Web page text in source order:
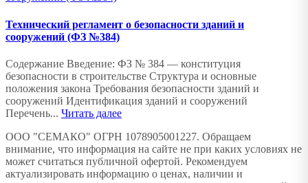
Технический регламент о безопасности зданий и
сооружений (ФЗ №384)
Содержание Введение: ФЗ № 384 — конституция
безопасности в строительстве Структура и основные
положения закона Требования безопасности зданий и
сооружений Идентификация зданий и сооружений
Перечень... Читать далее
ООО "СЕМАКО" ОГРН 1078905001227. Обращаем
внимание, что информация на сайте не при каких условиях не
может считаться публичной офертой. Рекомендуем
актуализировать информацию о ценах, наличии и